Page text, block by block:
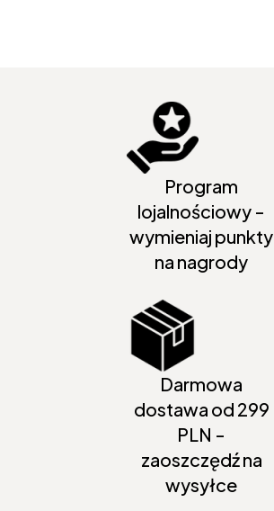
Program
lojalnościowy -
wymieniaj punkty
na nagrody
Darmowa
dostawa od 299
PLN -
zaoszczędź na
wysyłce